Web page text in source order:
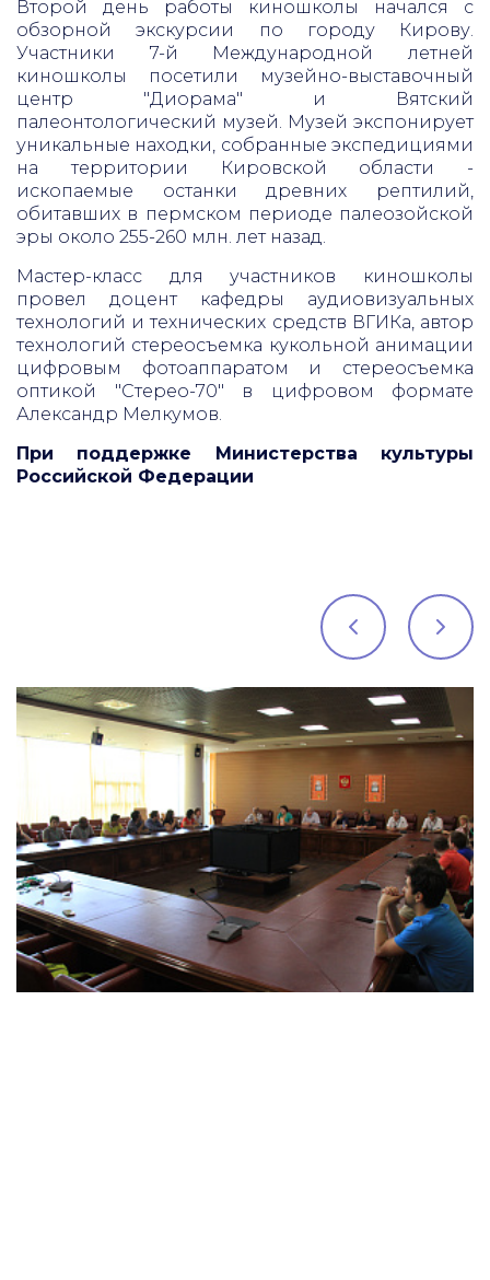
Второй день работы киношколы начался с
обзорной экскурсии по городу Кирову.
Участники 7-й Международной летней
киношколы посетили музейно-выставочный
центр "Диорама" и Вятский
палеонтологический музей. Музей экспонирует
уникальные находки, собранные экспедициями
на территории Кировской области -
ископаемые останки древних рептилий,
обитавших в пермском периоде палеозойской
эры около 255-260 млн. лет назад.
Мастер-класс для участников киношколы
провел доцент кафедры аудиовизуальных
технологий и технических средств ВГИКа, автор
технологий стереосъемка кукольной анимации
цифровым фотоаппаратом и стереосъемка
оптикой "Стерео-70" в цифровом формате
Александр Мелкумов.
При поддержке Министерства культуры
Российской Федерации